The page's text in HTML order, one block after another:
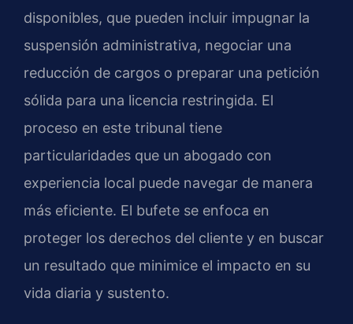
disponibles, que pueden incluir impugnar la
suspensión administrativa, negociar una
reducción de cargos o preparar una petición
sólida para una licencia restringida. El
proceso en este tribunal tiene
particularidades que un abogado con
experiencia local puede navegar de manera
más eficiente. El bufete se enfoca en
proteger los derechos del cliente y en buscar
un resultado que minimice el impacto en su
vida diaria y sustento.